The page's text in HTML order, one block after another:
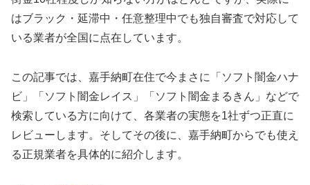
はブラック・延滞中・任意整理中でも独自審査で対応して
いる業者が全国に点在しています。
この記事では、嘉手納町在住で今まさに「ソフト闇金ハナ
ビ」「ソフト闇金レイス」「ソフト闇金まるきん」などで
検索している方に向けて、各業者の実態を1社ずつ正直に
レビューします。そしてその後に、嘉手納町からでも使え
る正規業者を具体的に紹介します。